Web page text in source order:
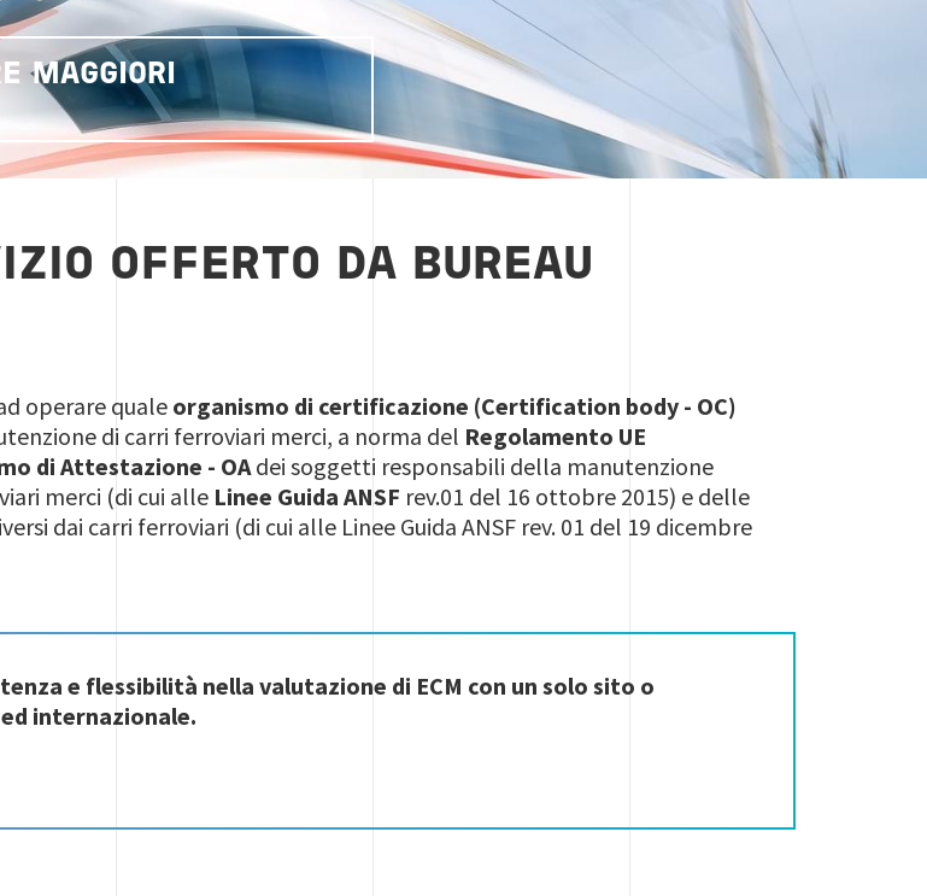
MAGGIORI
OFFERTO DA BUREAU
operare qualeorganismo di certificazione (Certification body - OC)
di carri ferroviari merci, a norma del Regolamento UE
di Attestazione - OAdei soggetti responsabili della manutenzione
merci (di cui alle Linee Guida ANSF rev.01 del 16 ottobre 2015) e delle
dai carri ferroviari (di cui alle Linee Guida ANSF rev. 01 del 19 dicembre
e flessibilità nella valutazione di ECM con un solo sito o
internazionale.